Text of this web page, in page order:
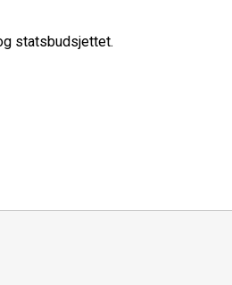
statsbudsjettet.